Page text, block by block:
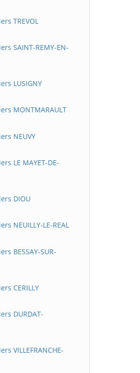
TREVOL
SAINT-REMY-EN-
LUSIGNY
MONTMARAULT
NEUVY
LE MAYET-DE-
DIOU
NEUILLY-LE-REAL
BESSAY-SUR-
CERILLY
DURDAT-
VILLEFRANCHE-